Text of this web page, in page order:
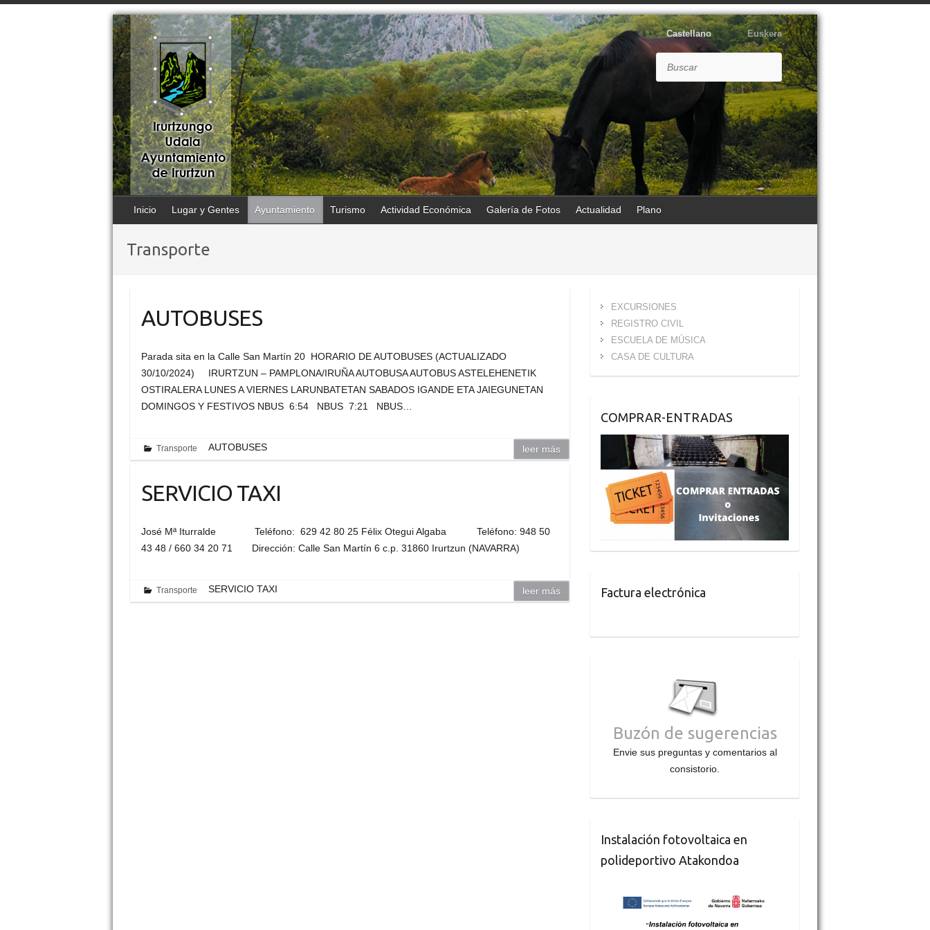
Castellano Euskera
Inicio Lugar y Gentes Ayuntamiento Turismo Actividad Económica Galería de Fotos Actualidad Plano
Transporte
AUTOBUSES
Parada sita en la Calle San Martín 20 HORARIO DE AUTOBUSES (ACTUALIZADO
30/10/2024) IRURTZUN – PAMPLONA/IRUÑA AUTOBUSA AUTOBUS ASTELEHENETIK
OSTIRALERA LUNES A VIERNES LARUNBATETAN SABADOS IGANDE ETA JAIEGUNETAN
DOMINGOS Y FESTIVOS NBUS 6:54 NBUS 7:21 NBUS…
Transporte AUTOBUSES leer más
SERVICIO TAXI
José Mª Iturralde Teléfono: 629 42 80 25 Félix Otegui Algaba Teléfono: 948 50
43 48 / 660 34 20 71 Dirección: Calle San Martín 6 c.p. 31860 Irurtzun (NAVARRA)
Transporte SERVICIO TAXI leer más
EXCURSIONES
REGISTRO CIVIL
ESCUELA DE MÚSICA
CASA DE CULTURA
COMPRAR-ENTRADAS
Factura electrónica
Buzón de sugerencias
Envie sus preguntas y comentarios al
consistorio.
Instalación fotovoltaica en
polideportivo Atakondoa